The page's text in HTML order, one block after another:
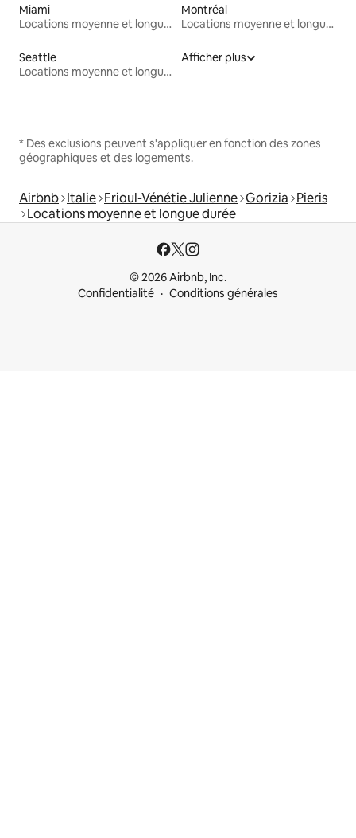
Miami
Locations moyenne et longue durée
Montréal
Locations moyenne et longue durée
Seattle
Locations moyenne et longue durée
Afficher plus
* Des exclusions peuvent s'appliquer en fonction des zones
géographiques et des logements.
Airbnb Italie Frioul-Vénétie Julienne Gorizia Pieris
Locations moyenne et longue durée
© 2026 Airbnb, Inc.
Confidentialité
Conditions générales